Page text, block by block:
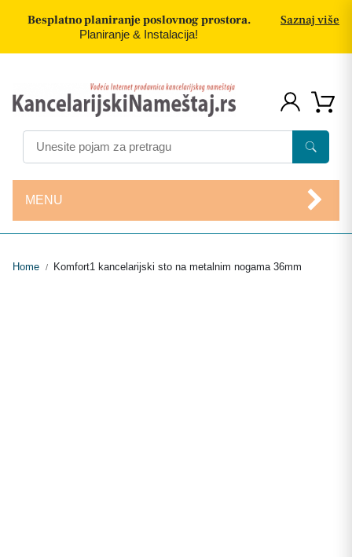
Besplatno planiranje poslovnog prostora.
Planiranje & Instalacija!
Saznaj više
MENU
Home / Komfort1 kancelarijski sto na metalnim nogama 36mm